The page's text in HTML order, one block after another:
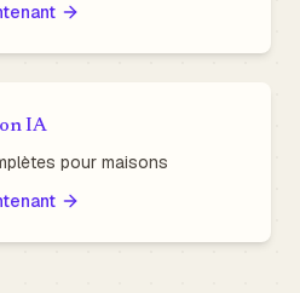
IA
pour maisons